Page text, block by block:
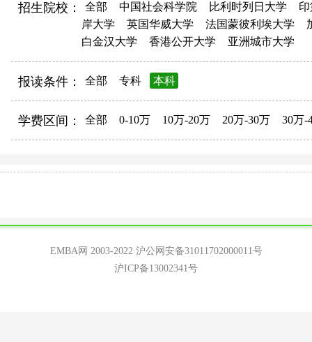
招生院校： 全部 中国社会科学院 比利时列日大学
岸大学
英国华威大学 法国蒙彼利埃大学
白金汉大学
香港公开大学 亚洲城市大学
报读条件： 全部 专科 本科
学费区间： 全部 0-10万 10万-20万 20万-30万 30万-
EMBA网 2003-2022 沪公网安备31011702000011号
沪ICP备13002341号